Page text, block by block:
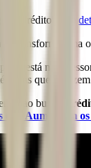
crédito pode
transforma uma
está na
que
ao buscar
Aumentam